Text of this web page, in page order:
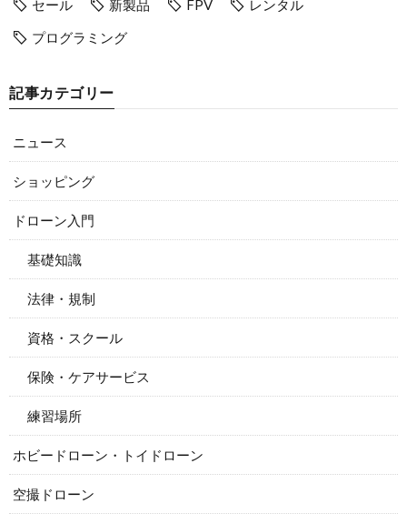
セール 新製品 FPV
レンタル
プログラミング
記事カテゴリー
ニュース
ショッピング
ドローン入門
基礎知識
法律・規制
資格・スクール
保険・ケアサービス
練習場所
ホビードローン・トイドローン
空撮ドローン